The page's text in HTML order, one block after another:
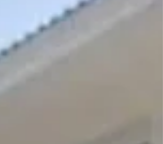
kolaborasi antara Pemerintah
Jawa Timur melalui BPBD Jatim,
Lanudal Juanda, BMKG, serta PT
Milan Pillery Bersatu selaku operator